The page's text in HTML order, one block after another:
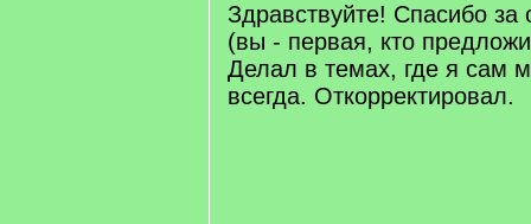
Здравствуйте! Спасибо за
(вы - первая, кто
Делал в темах, где я сам
всегда. Откорректировал.